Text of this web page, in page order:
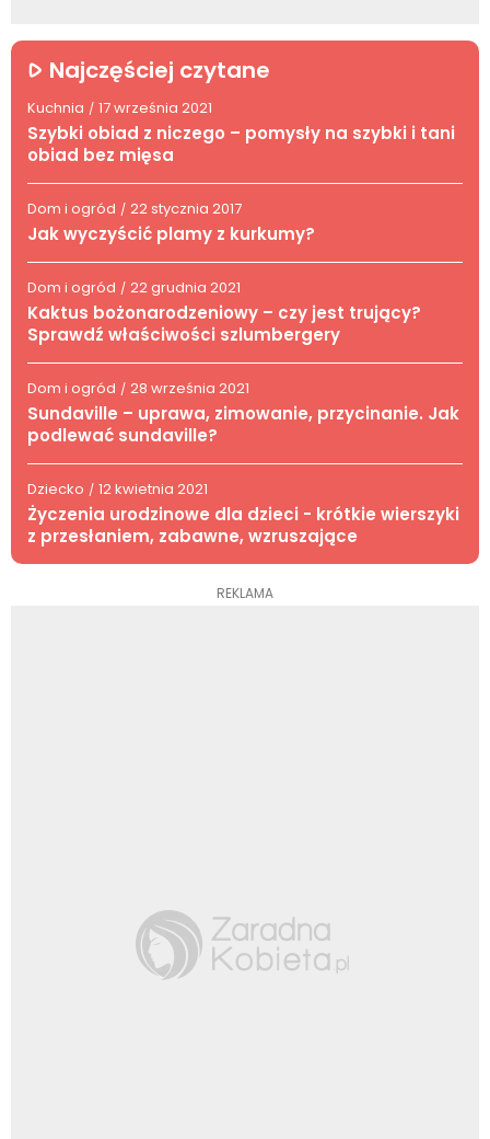
Najczęściej czytane
Kuchnia / 17 września 2021
Szybki obiad z niczego – pomysły na szybki i tani
obiad bez mięsa
Dom i ogród / 22 stycznia 2017
Jak wyczyścić plamy z kurkumy?
Dom i ogród / 22 grudnia 2021
Kaktus bożonarodzeniowy – czy jest trujący?
Sprawdź właściwości szlumbergery
Dom i ogród / 28 września 2021
Sundaville – uprawa, zimowanie, przycinanie. Jak
podlewać sundaville?
Dziecko / 12 kwietnia 2021
Życzenia urodzinowe dla dzieci - krótkie wierszyki
z przesłaniem, zabawne, wzruszające
REKLAMA